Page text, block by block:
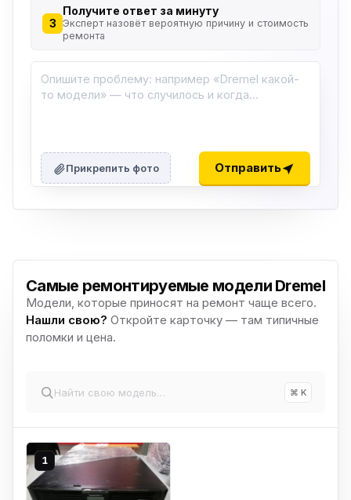
3
Получите ответ за минуту
Эксперт назовёт вероятную причину и стоимость
ремонта
Прикрепить фото Отправить
Самые ремонтируемые модели Dremel
Модели, которые приносят на ремонт чаще всего.
Нашли свою? Откройте карточку — там типичные
поломки и цена.
⌘ K
1